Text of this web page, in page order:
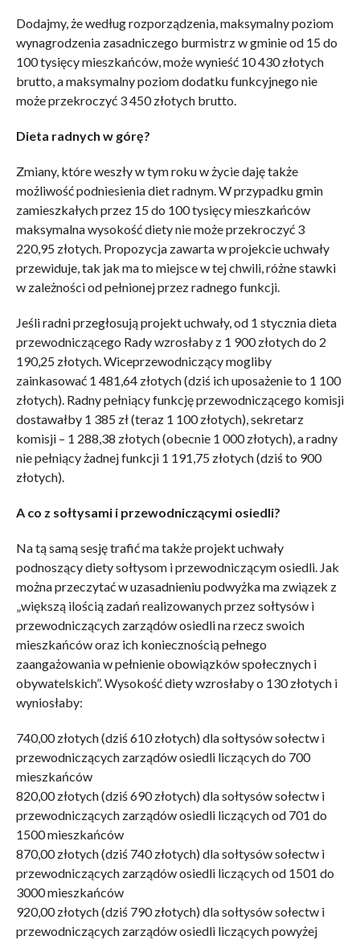
Dodajmy, że według rozporządzenia, maksymalny poziom
wynagrodzenia zasadniczego burmistrz w gminie od 15 do
100 tysięcy mieszkańców, może wynieść 10 430 złotych
brutto, a maksymalny poziom dodatku funkcyjnego nie
może przekroczyć 3 450 złotych brutto.
Dieta radnych w górę?
Zmiany, które weszły w tym roku w życie daję także
możliwość podniesienia diet radnym. W przypadku gmin
zamieszkałych przez 15 do 100 tysięcy mieszkańców
maksymalna wysokość diety nie może przekroczyć 3
220,95 złotych. Propozycja zawarta w projekcie uchwały
przewiduje, tak jak ma to miejsce w tej chwili, różne stawki
w zależności od pełnionej przez radnego funkcji.
Jeśli radni przegłosują projekt uchwały, od 1 stycznia dieta
przewodniczącego Rady wzrosłaby z 1 900 złotych do 2
190,25 złotych. Wiceprzewodniczący mogliby
zainkasować 1 481,64 złotych (dziś ich uposażenie to 1 100
złotych). Radny pełniący funkcję przewodniczącego komisji
dostawałby 1 385 zł (teraz 1 100 złotych), sekretarz
komisji – 1 288,38 złotych (obecnie 1 000 złotych), a radny
nie pełniący żadnej funkcji 1 191,75 złotych (dziś to 900
złotych).
A co z sołtysami i przewodniczącymi osiedli?
Na tą samą sesję trafić ma także projekt uchwały
podnoszący diety sołtysom i przewodniczącym osiedli. Jak
można przeczytać w uzasadnieniu podwyżka ma związek z
„większą ilością zadań realizowanych przez sołtysów i
przewodniczących zarządów osiedli na rzecz swoich
mieszkańców oraz ich koniecznością pełnego
zaangażowania w pełnienie obowiązków społecznych i
obywatelskich”. Wysokość diety wzrosłaby o 130 złotych i
wyniosłaby:
740,00 złotych (dziś 610 złotych) dla sołtysów sołectw i
przewodniczących zarządów osiedli liczących do 700
mieszkańców
820,00 złotych (dziś 690 złotych) dla sołtysów sołectw i
przewodniczących zarządów osiedli liczących od 701 do
1500 mieszkańców
870,00 złotych (dziś 740 złotych) dla sołtysów sołectw i
przewodniczących zarządów osiedli liczących od 1501 do
3000 mieszkańców
920,00 złotych (dziś 790 złotych) dla sołtysów sołectw i
przewodniczących zarządów osiedli liczących powyżej